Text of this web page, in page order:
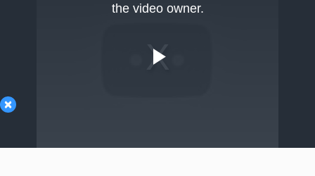
×
Video
the video owner.